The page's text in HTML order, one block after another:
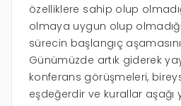
özelliklere sahip olup
olmaya uygun olup
sürecin başlangıç
Günümüzde artık giderek
konferans görüşmeleri,
eşdeğerdir ve kurallar aşağı